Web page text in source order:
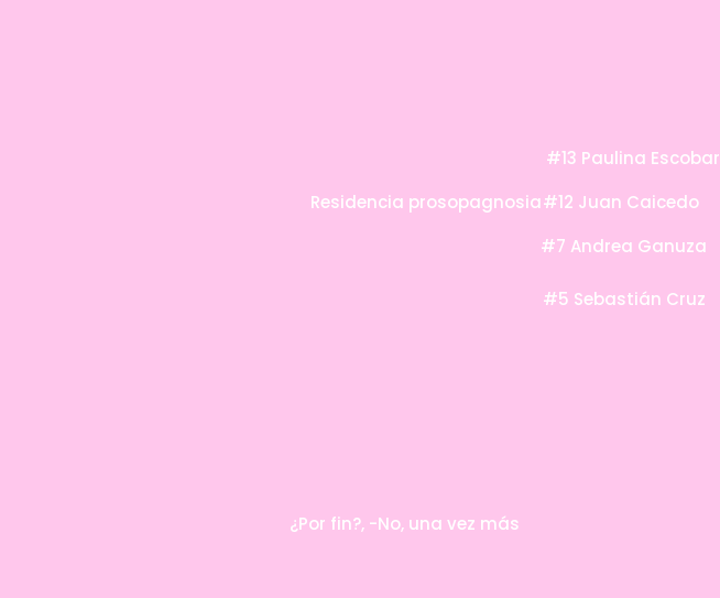
#13 Paulina Escobar
#12 Juan Caicedo
Residencia prosopagnosia
#7 Andrea Ganuza
#5 Sebastián Cruz
¿Por fin?, -No, una vez más